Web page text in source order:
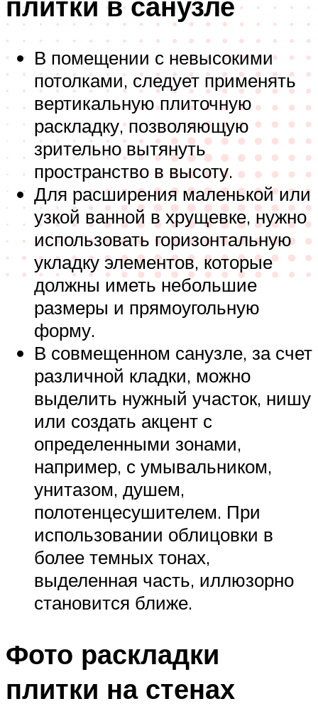
В помещении с невысокими
потолками, следует применять
вертикальную плиточную
раскладку, позволяющую
зрительно вытянуть
пространство в высоту.
Для расширения маленькой или
узкой ванной в хрущевке, нужно
использовать горизонтальную
укладку элементов, которые
должны иметь небольшие
размеры и прямоугольную
форму.
В совмещенном санузле, за счет
различной кладки, можно
выделить нужный участок, нишу
или создать акцент с
определенными зонами,
например, с умывальником,
унитазом, душем,
полотенцесушителем. При
использовании облицовки в
более темных тонах,
выделенная часть, иллюзорно
становится ближе.
Фото раскладки
плитки на стенах